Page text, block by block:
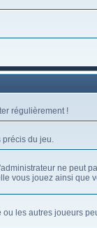
régulièrement !
du jeu.
ne peut
vous jouez ainsi que
les autres joueurs